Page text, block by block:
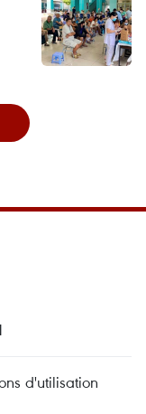
d'utilisation